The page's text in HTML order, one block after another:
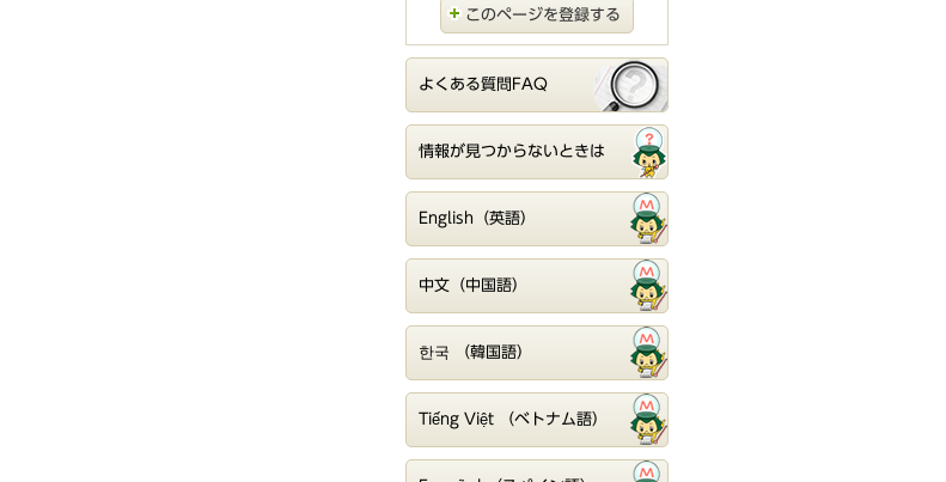
このページを登録する
よくある質問FAQ
情報が見つからないときは
English（英語）
中文（中国語）
한국 （韓国語）
Tiếng Việt （ベトナム語）